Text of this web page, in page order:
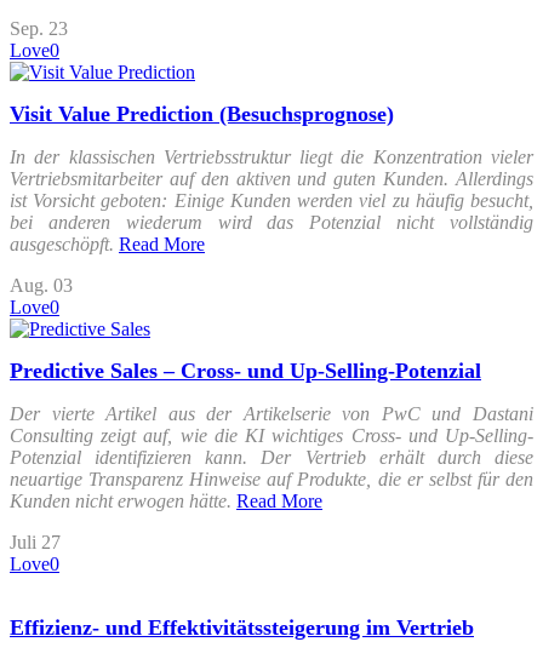
Sep. 23
Love0
Visit Value Prediction (Besuchsprognose)
In der klassischen Vertriebsstruktur liegt die Konzentration vieler
Vertriebsmitarbeiter auf den aktiven und guten Kunden. Allerdings
ist Vorsicht geboten: Einige Kunden werden viel zu häufig besucht,
bei anderen wiederum wird das Potenzial nicht vollständig
ausgeschöpft. Read More
Aug. 03
Love0
Predictive Sales – Cross- und Up-Selling-Potenzial
Der vierte Artikel aus der Artikelserie von PwC und Dastani
Consulting zeigt auf, wie die KI wichtiges Cross- und Up-Selling-
Potenzial identifizieren kann. Der Vertrieb erhält durch diese
neuartige Transparenz Hinweise auf Produkte, die er selbst für den
Kunden nicht erwogen hätte. Read More
Juli 27
Love0
Effizienz- und Effektivitätssteigerung im Vertrieb